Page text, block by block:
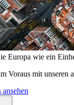
Europa wie ein
Voraus mit unseren